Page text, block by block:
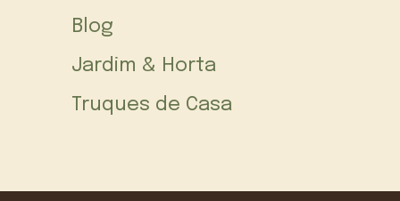
Blog
Jardim & Horta
Truques de Casa